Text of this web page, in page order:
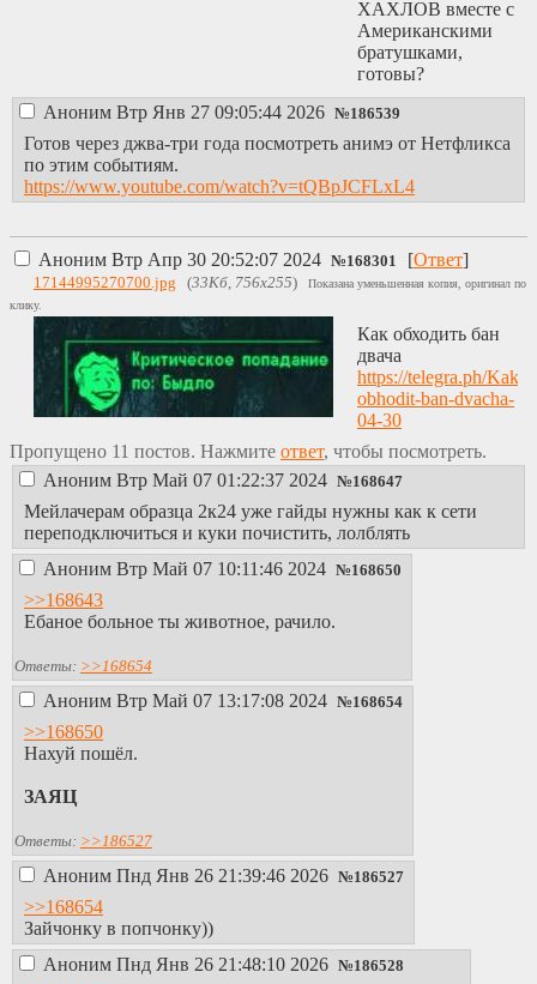
ХАХЛОВ вместе с
Американскими
братушками,
готовы?
Аноним Втр Янв 27 09:05:44 2026 №186539
Готов через джва-три года посмотреть анимэ от Нетфликса
по этим событиям.
https://www.youtube.com/watch?v=tQBpJCFLxL4
Аноним Втр Апр 30 20:52:07 2024 №168301 [Ответ]
17144995270700.jpg (33Кб, 756x255)
Показана уменьшенная копия, оригинал по
клику.
Как обходить бан
двача
https://telegra.ph/Kak-
obhodit-ban-dvacha-
04-30
Пропущено 11 постов. Нажмите ответ, чтобы посмотреть.
Аноним Втр Май 07 01:22:37 2024 №168647
Мейлачерам образца 2к24 уже гайды нужны как к сети
переподключиться и куки почистить, лолблять
Аноним Втр Май 07 10:11:46 2024 №168650
>>168643
Ебаное больное ты животное, рачило.
Ответы: >>168654
Аноним Втр Май 07 13:17:08 2024 №168654
>>168650
Нахуй пошёл.
ЗАЯЦ
Ответы: >>186527
Аноним Пнд Янв 26 21:39:46 2026 №186527
>>168654
Зайчонку в попчонку))
Аноним Пнд Янв 26 21:48:10 2026 №186528